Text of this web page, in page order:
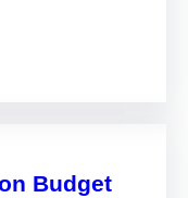
Budget